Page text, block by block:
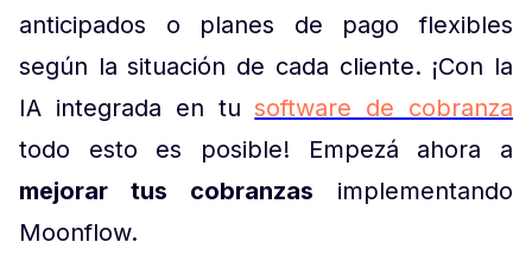
anticipados o planes de pago flexibles
según la situación de cada cliente. ¡Con la
IA integrada en tusoftware de cobranza
todo esto es posible! Empezá ahora a
mejorar tus cobranzas implementando
Moonflow.